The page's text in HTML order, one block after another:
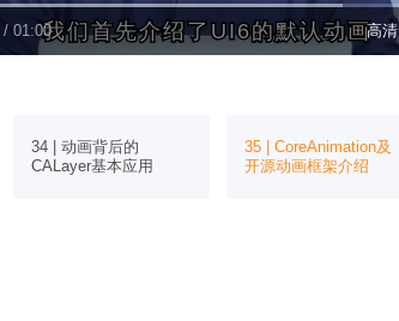
我们首先介绍了UI6的默认动画
我们首先介绍了UI6的默认动画
/ 01:00 高清
34 | 动画背后的
CALayer基本应用
35 | CoreAnimation及
开源动画框架介绍